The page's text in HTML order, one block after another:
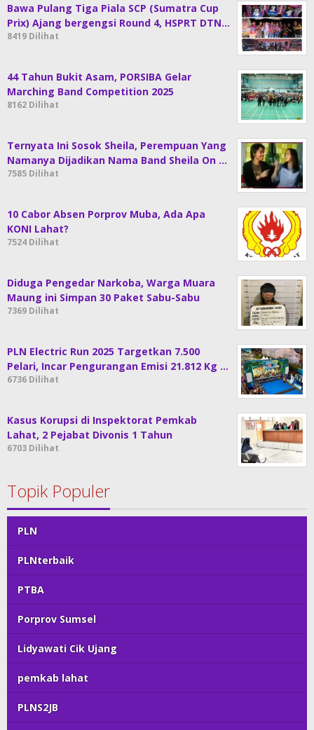
Bawa Pulang Tiga Piala SCP (Sumatra Cup
Prix) Ajang bergengsi Round 4, HSPRT DTN…
8419 Dilihat
44 Tahun Bukit Asam, PORSIBA Gelar
Marching Band Competition 2025
8162 Dilihat
Ternyata Ini Sosok Sheila, Perempuan Yang
Namanya Dijadikan Nama Band Sheila On …
7585 Dilihat
10 Cabor Absen Porprov Muba, Ada Apa
KONI Lahat?
7524 Dilihat
Diduga Pengedar Narkoba, Warga Muara
Maung ini Simpan 30 Paket Sabu-Sabu
7369 Dilihat
PLN Electric Run 2025 Targetkan 7.500
Pelari, Incar Pengurangan Emisi 21.812 Kg …
6736 Dilihat
Kasus Korupsi di Inspektorat Pemkab
Lahat, 2 Pejabat Divonis 1 Tahun
6703 Dilihat
Topik Populer
PLN
PLNterbaik
PTBA
Porprov Sumsel
Lidyawati Cik Ujang
pemkab lahat
PLNS2JB